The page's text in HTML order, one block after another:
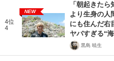
4位
4
NEW
「朝起きた
より生身の人
にも住んだ右
ヤバすぎる“
黒島 暁生